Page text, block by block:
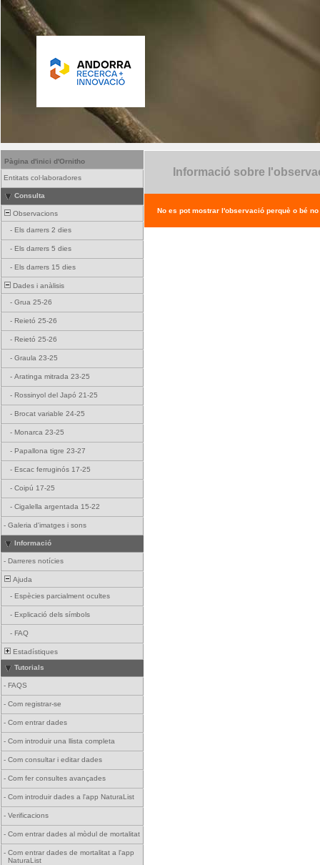
Pàgina d'inici d'Ornitho
Entitats col·laboradores
Consulta
Observacions
- Els darrers 2 dies
- Els darrers 5 dies
- Els darrers 15 dies
Dades i anàlisis
- Grua 25-26
- Reietó 25-26
- Reietó 25-26
- Graula 23-25
- Aratinga mitrada 23-25
- Rossinyol del Japó 21-25
- Brocat variable 24-25
- Monarca 23-25
- Papallona tigre 23-27
- Escac ferruginós 17-25
- Coipú 17-25
- Cigalella argentada 15-22
- Galeria d'imatges i sons
Informació
- Darreres notícies
Ajuda
- Espècies parcialment ocultes
- Explicació dels símbols
- FAQ
Estadístiques
Tutorials
- FAQS
- Com registrar-se
- Com entrar dades
- Com introduir una llista completa
- Com consultar i editar dades
- Com fer consultes avançades
- Com introduir dades a l'app NaturaList
- Verificacions
- Com entrar dades al mòdul de mortalitat
- Com entrar dades de mortalitat a l'app
NaturaList
Informació sobre
No es pot mostrar l'observació perquè o bé